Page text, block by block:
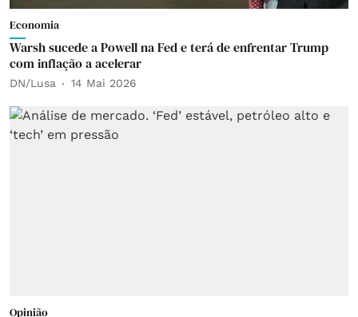
Economia
Warsh sucede a Powell na Fed e terá de enfrentar Trump
com inflação a acelerar
DN/Lusa 14 Mai 2026
Opinião